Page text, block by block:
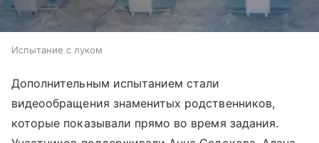
Испытание с луком
Дополнительным испытанием стали
видеообращения знаменитых родственников,
которые показывали прямо во время задания.